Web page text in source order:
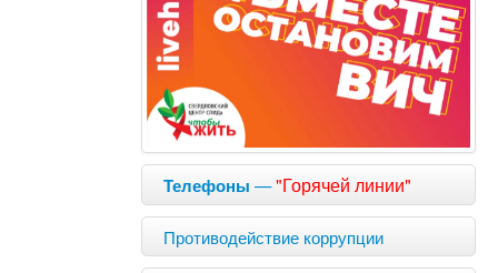
Телефоны —"Горячей линии"
Противодействие коррупции